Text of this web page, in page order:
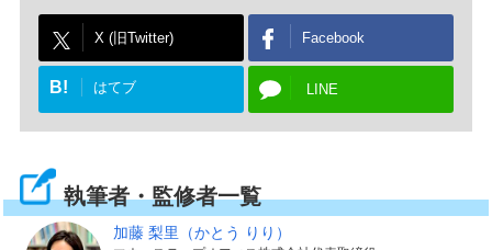
X (旧Twitter) Facebook
B! はてブ LINE
執筆者・監修者一覧
加藤 梨里 （かとう りり）